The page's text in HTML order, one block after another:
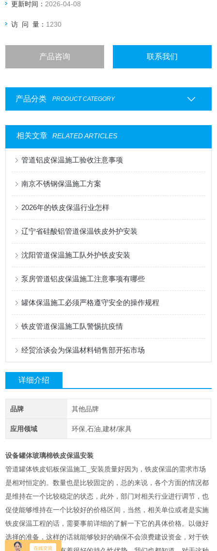
更新时间： 2026-04-08
访 问 量： 1230
产品咨询 联系我们
产品分类 PRODUCT CATEGORY
相关文章 RELATED ARTICLES
管道铝皮保温施工验收注意事项
南京不锈钢保温施工方案
2026年的铁皮保温行业怎样
辽宁省硅酸铝管道保温铁皮外护安装
沈阳管道保温施工队外护铁皮安装
泵房管道铝皮保温施工注意事项有哪些
罐体保温施工必须严格遵守安全的操作规程
铁皮管道保温施工队警惕抗疫情
经贸洽谈会为保温材料销售部开拓市场
详细介绍
品牌 其他品牌
应用领域 环保,石油,建材/家具
设备罐体玻璃棉铁皮保温安装
管道罐体铁皮铝板保温施工_安装质量好因为，铁皮保温的需求市场
是相对恒定的。数量也是比较固定的，总的来说，各个方面的情况都
是维持在一个比较稳定的状态，此外，部门对相关行业进行调节，也
促使能够维持在一个比较好的价格区间，当然，相关单位或者是实施
铁皮保温工程的话，需要事前详细的了解一下它的具体价格。以做好
选择的准备，这样的话就能够较好的确保不会浪费建设资金，对于铁